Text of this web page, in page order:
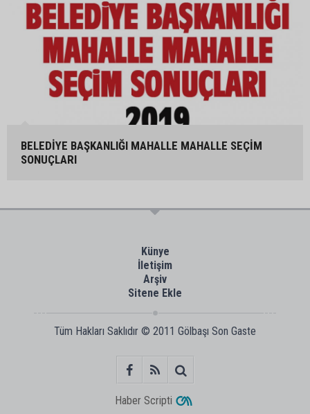
BELEDİYE BAŞKANLIĞI MAHALLE MAHALLE SEÇİM
SONUÇLARI
Künye
İletişim
Arşiv
Sitene Ekle
Tüm Hakları Saklıdır © 2011 Gölbaşı Son Gaste
Haber Scripti